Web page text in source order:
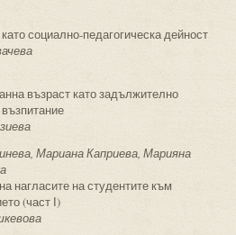
социално-педагогическа дейност
възраст като задължително
Мариана Каприева, Марияна
нагласите на студентите към
(част І)